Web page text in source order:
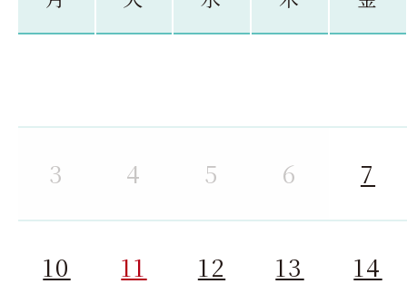
3 4 5 6 7
10 11 12 13 14